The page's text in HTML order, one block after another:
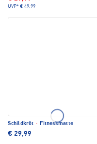
UVP* € 49,99
Schildkröt · Fitnessmatte
€ 29,99